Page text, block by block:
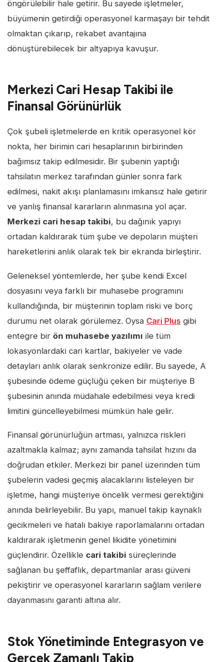
öngörülebilir hale getirir. Bu sayede işletmeler,
büyümenin getirdiği operasyonel karmaşayı bir tehdit
olmaktan çıkarıp, rekabet avantajına
dönüştürebilecek bir altyapıya kavuşur.
Merkezi Cari Hesap Takibi ile
Finansal Görünürlük
Çok şubeli işletmelerde en kritik operasyonel kör
nokta, her birimin cari hesaplarının birbirinden
bağımsız takip edilmesidir. Bir şubenin yaptığı
tahsilatın merkez tarafından günler sonra fark
edilmesi, nakit akışı planlamasını imkansız hale getirir
ve yanlış finansal kararların alınmasına yol açar.
Merkezi cari hesap takibi, bu dağınık yapıyı
ortadan kaldırarak tüm şube ve depoların müşteri
hareketlerini anlık olarak tek bir ekranda birleştirir.
Geleneksel yöntemlerde, her şube kendi Excel
dosyasını veya farklı bir muhasebe programını
kullandığında, bir müşterinin toplam riski ve borç
durumu net olarak görülemez. Oysa Cari Plus gibi
entegre bir ön muhasebe yazılımı ile tüm
lokasyonlardaki cari kartlar, bakiyeler ve vade
detayları anlık olarak senkronize edilir. Bu sayede, A
şubesinde ödeme güçlüğü çeken bir müşteriye B
şubesinin anında müdahale edebilmesi veya kredi
limitini güncelleyebilmesi mümkün hale gelir.
Finansal görünürlüğün artması, yalnızca riskleri
azaltmakla kalmaz; aynı zamanda tahsilat hızını da
doğrudan etkiler. Merkezi bir panel üzerinden tüm
şubelerin vadesi geçmiş alacaklarını listeleyen bir
işletme, hangi müşteriye öncelik vermesi gerektiğini
anında belirleyebilir. Bu yapı, manuel takip kaynaklı
gecikmeleri ve hatalı bakiye raporlamalarını ortadan
kaldırarak işletmenin genel likidite yönetimini
güçlendirir. Özellikle cari takibi süreçlerinde
sağlanan bu şeffaflık, departmanlar arası güveni
pekiştirir ve operasyonel kararların sağlam verilere
dayanmasını garanti altına alır.
Stok Yönetiminde Entegrasyon ve
Gerçek Zamanlı Takip